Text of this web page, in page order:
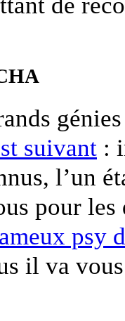
suivant :
l’un
pour
psy
il va